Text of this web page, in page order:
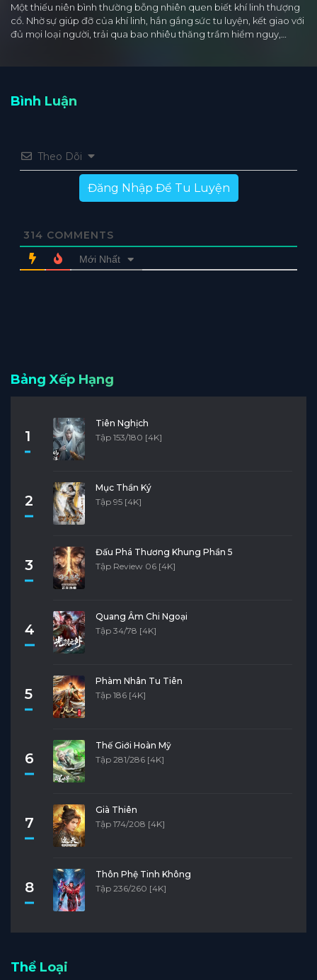
Một thiếu niên bình thường bỗng nhiên quen biết khí linh thượng
cổ. Nhờ sự giúp đỡ của khí linh, hắn gắng sức tu luyện, kết giao với
đủ mọi loại người, trải qua bao nhiêu thăng trầm hiểm nguy,…
Bình Luận
Theo Dõi
Đăng Nhập Để Tu Luyện
314 COMMENTS
Mới Nhất
Bảng Xếp Hạng
1
Tiên Nghịch
Tập 153/180 [4K]
2
Mục Thần Ký
Tập 95 [4K]
3
Đấu Phá Thương Khung Phần 5
Tập Review 06 [4K]
4
Quang Âm Chi Ngoại
Tập 34/78 [4K]
5
Phàm Nhân Tu Tiên
Tập 186 [4K]
6
Thế Giới Hoàn Mỹ
Tập 281/286 [4K]
7
Già Thiên
Tập 174/208 [4K]
8
Thôn Phệ Tinh Không
Tập 236/260 [4K]
Thể Loại